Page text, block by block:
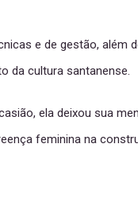
e de gestão, além
da cultura santanense.
ela deixou sua
feminina na